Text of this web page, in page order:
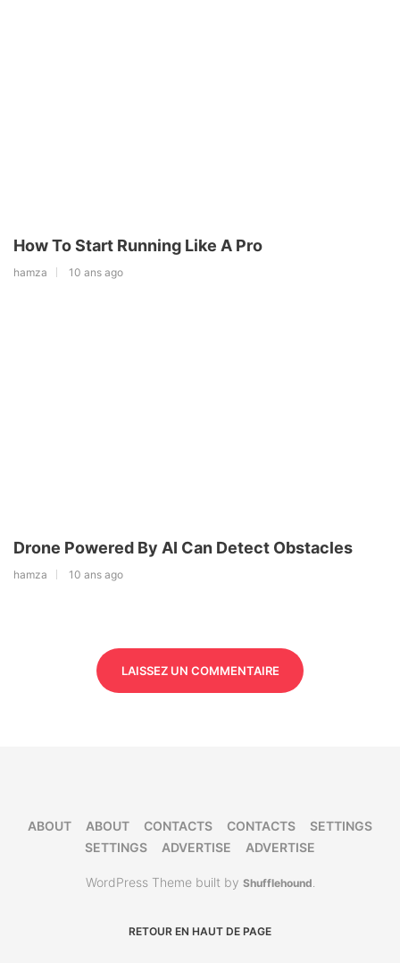
How To Start Running Like A Pro
hamza 10 ans ago
Drone Powered By AI Can Detect Obstacles
hamza 10 ans ago
LAISSEZ UN COMMENTAIRE
ABOUT ABOUT CONTACTS CONTACTS
SETTINGS
SETTINGS
ADVERTISE ADVERTISE
WordPress Theme built by Shufflehound
RETOUR EN HAUT DE PAGE